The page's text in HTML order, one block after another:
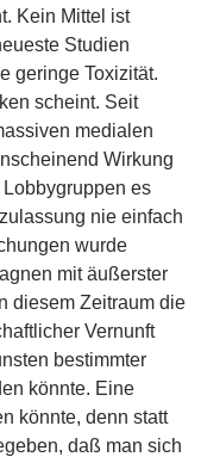
Kein Mittel ist
Studien
geringe Toxizität.
scheint. Seit
medialen
Wirkung
es
nie einfach
wurde
mit äußerster
diesem Zeitraum die
Vernunft
bestimmter
könnte. Eine
könnte, denn statt
daß man sich